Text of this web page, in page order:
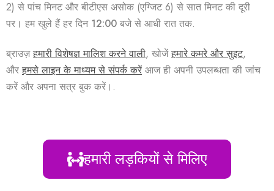
2) से पांच मिनट और बीटीएस असोक (एग्जिट 6) से सात मिनट की दूरी
पर। हम खुले हैंहर दिन 12:00 बजे से आधी रात तक.
ब्राउज़हमारी विशेषज्ञ मालिश करने वाली, खोजेंहमारे कमरे और सुइट,
औरहमसे लाइन के माध्यम से संपर्क करें आज ही अपनी उपलब्धता की जांच
करें और अपना सत्र बुक करें।.
हमारी लड़कियों से मिलिए